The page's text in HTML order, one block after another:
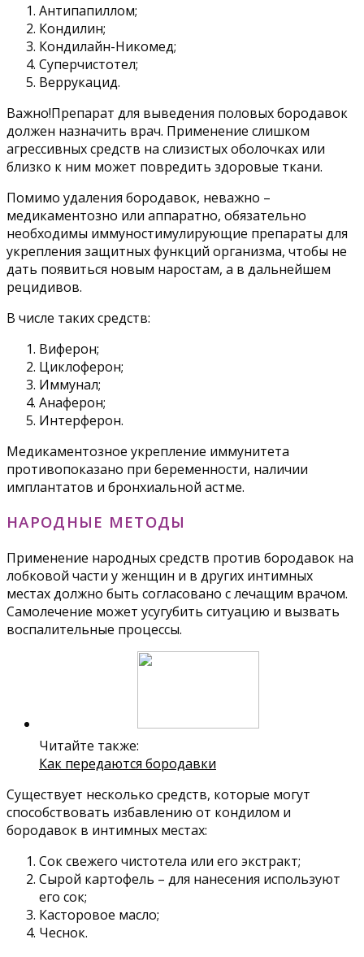
Антипапиллом;
Кондилин;
Кондилайн-Никомед;
Суперчистотел;
Веррукацид.
Важно!Препарат для выведения половых бородавок
должен назначить врач. Применение слишком
агрессивных средств на слизистых оболочках или
близко к ним может повредить здоровые ткани.
Помимо удаления бородавок, неважно –
медикаментозно или аппаратно, обязательно
необходимы иммуностимулирующие препараты для
укрепления защитных функций организма, чтобы не
дать появиться новым наростам, а в дальнейшем
рецидивов.
В числе таких средств:
Виферон;
Циклоферон;
Иммунал;
Анаферон;
Интерферон.
Медикаментозное укрепление иммунитета
противопоказано при беременности, наличии
имплантатов и бронхиальной астме.
НАРОДНЫЕ МЕТОДЫ
Применение народных средств против бородавок на
лобковой части у женщин и в других интимных
местах должно быть согласовано с лечащим врачом.
Самолечение может усугубить ситуацию и вызвать
воспалительные процессы.
Читайте также:
Как передаются бородавки
Существует несколько средств, которые могут
способствовать избавлению от кондилом и
бородавок в интимных местах:
Сок свежего чистотела или его экстракт;
Сырой картофель – для нанесения используют
его сок;
Касторовое масло;
Чеснок.